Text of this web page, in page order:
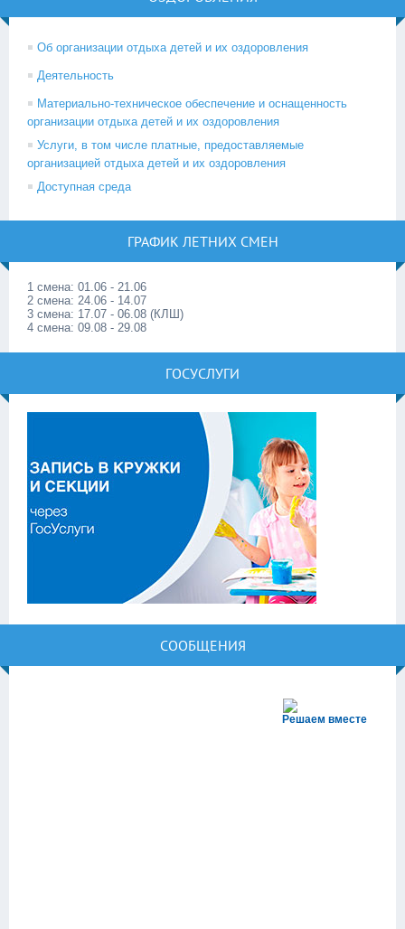
Об организации отдыха детей и их оздоровления
Деятельность
Материально-техническое обеспечение и оснащенность
организации отдыха детей и их оздоровления
Услуги, в том числе платные, предоставляемые
организацией отдыха детей и их оздоровления
Доступная среда
ГРАФИК ЛЕТНИХ СМЕН
1 смена: 01.06 - 21.06
2 смена: 24.06 - 14.07
3 смена: 17.07 - 06.08 (КЛШ)
4 смена: 09.08 - 29.08
ГОСУСЛУГИ
СООБЩЕНИЯ
Решаем вместе